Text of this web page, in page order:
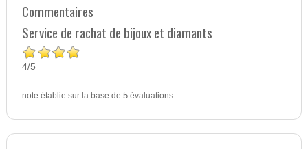
Commentaires
Service de rachat de bijoux et diamants
4/5
note établie sur la base de 5évaluations.